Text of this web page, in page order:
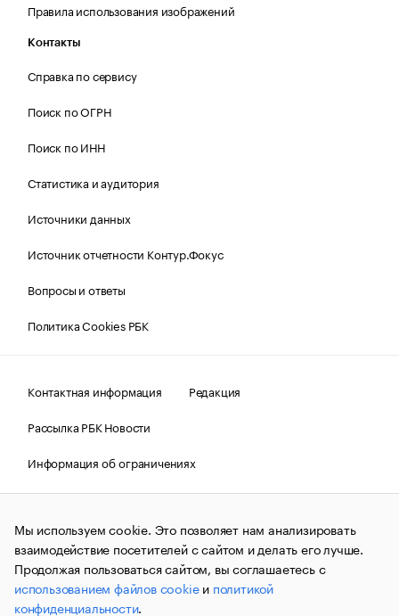
Правила использования изображений
Контакты
Справка по сервису
Поиск по ОГРН
Поиск по ИНН
Статистика и аудитория
Источники данных
Источник отчетности Контур.Фокус
Вопросы и ответы
Политика Cookies РБК
Контактная информация
Редакция
Рассылка РБК Новости
Информация об ограничениях
Правовая информация
О соблюдении авторских прав
© АО «РОСБИЗНЕСКОНСАЛТИНГ»,1995–2026.Сообщения
и материалы информационного агентства «РБК»
(зарегистрировано Федеральной службой по надзору в сфере
связи, информационных технологий и массовых
коммуникаций (Роскомнадзор) 09.12.2015 за номером ИА
№ФС77-63848) сопровождаются пометкой «РБК». Отдельные
Мы используем cookie. Это позволяет нам анализировать
взаимодействие посетителей с сайтом и делать его лучше.
Продолжая пользоваться сайтом, вы соглашаетесь с
использованием файлов cookieи политикой
конфиденциальности.